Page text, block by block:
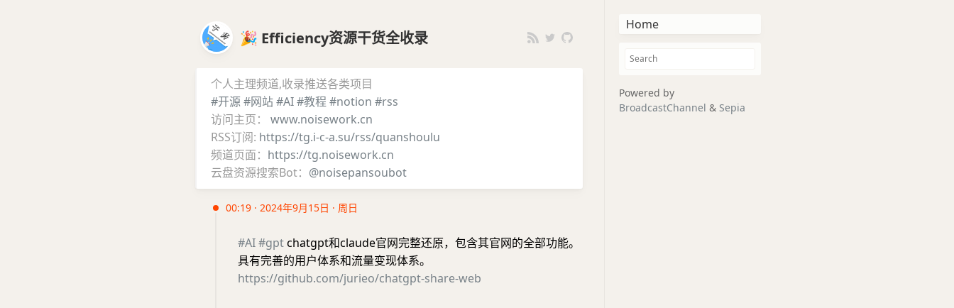
🎉 Efficiency资源干货全收录
个人主理频道,收录推送各类项目
#开源#网站#AI#教程 #notion #rss
访问主页： www.noisework.cn
RSS订阅: https://tg.i-c-a.su/rss/quanshoulu
频道页面： https://tg.noisework.cn
云盘资源搜索Bot： @noisepansoubot
00:19 · 2024年9月15日 · 周日
#AI#gptchatgpt和claude官网完整还原，包含其官网的全部功能。
具有完善的用户体系和流量变现体系。
https://github.com/jurieo/chatgpt-share-web
Home
Powered by
BroadcastChannel & Sepia